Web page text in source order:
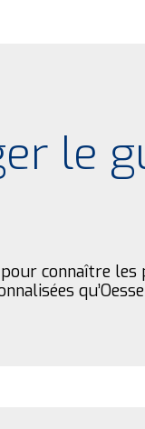
le
connaître les